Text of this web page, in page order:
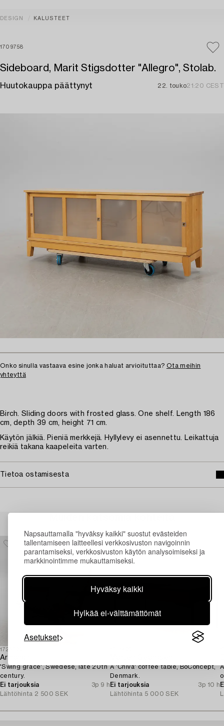
Napsauttamalla "hyväksy kaikki" suostut evästeiden
tallentamiseen laitteellesi verkkosivuston navigoinnin
parantamiseksi, verkkosivuston käytön analysoimiseksi ja
markkinointimme mukauttamiseksi.
Hyväksy kaikki
Hylkää ei-välttämättömät
Asetukset
DESIGN KALUSTEET
1709758
Sideboard, Marit Stigsdotter "Allegro", Stolab.
Huutokauppa päättynyt 22. touko21:20 CEST
Onko sinulla vastaava esine jonka haluat arvioituttaa? Ota meihin
yhteyttä
Birch. Sliding doors with frosted glass. One shelf. Length 186
cm, depth 39 cm, height 71 cm.
Käytön jälkiä. Pieniä merkkejä. Hyllylevy ei asennettu. Leikattuja
reikiä takana kaapeleita varten.
Tietoa ostamisesta
1726799
Armchair,
'Swing grace', Swedese, late 20th
century.
Ei tarjouksia
3p 9 h
Lähtöhinta 2 500 SEK
A 'Chiva' coffee table, BoConcept,
Denmark.
Ei tarjouksia
3p 10 h
Lähtöhinta 5 000 SEK